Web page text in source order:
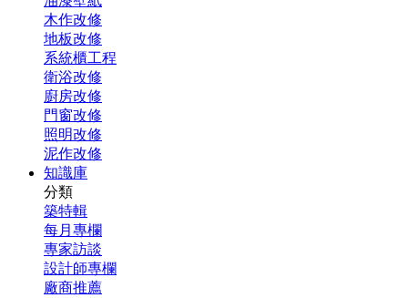
木作改修
地板改修
系統櫃工程
衛浴改修
廚房改修
門窗改修
照明改修
泥作改修
知識庫
分類
築特輯
每月專欄
專家訪談
設計師專欄
廠商推薦